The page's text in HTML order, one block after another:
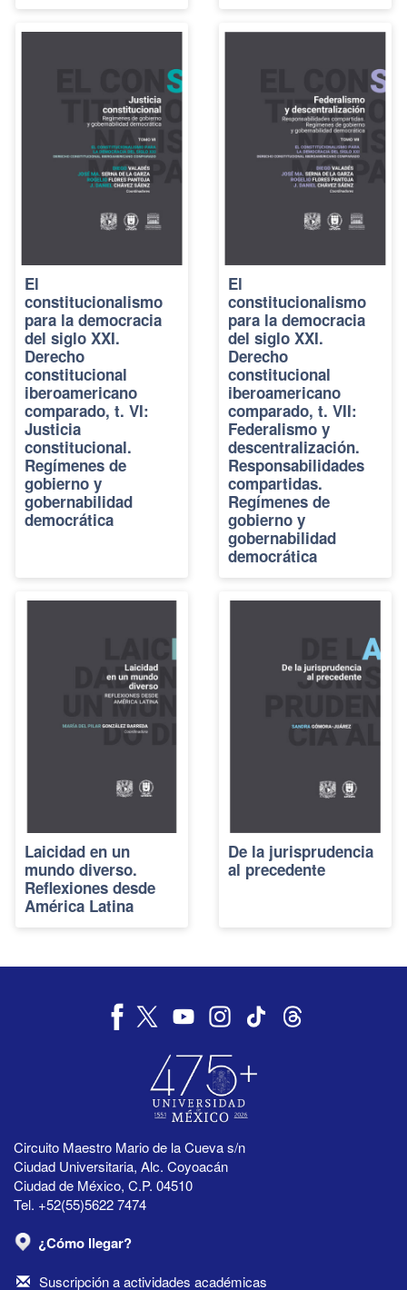
El
constitucionalismo
para la democracia
del siglo XXI.
Derecho
constitucional
iberoamericano
comparado, t. VI:
Justicia
constitucional.
Regímenes de
gobierno y
gobernabilidad
democrática
El
constitucionalismo
para la democracia
del siglo XXI.
Derecho
constitucional
iberoamericano
comparado, t. VII:
Federalismo y
descentralización.
Responsabilidades
compartidas.
Regímenes de
gobierno y
gobernabilidad
democrática
Laicidad en un
mundo diverso.
Reflexiones desde
América Latina
De la jurisprudencia
al precedente
Circuito Maestro Mario de la Cueva s/n
Ciudad Universitaria, Alc. Coyoacán
Ciudad de México, C.P. 04510
Tel. +52(55)5622 7474
¿Cómo llegar?
Suscripción a actividades académicas